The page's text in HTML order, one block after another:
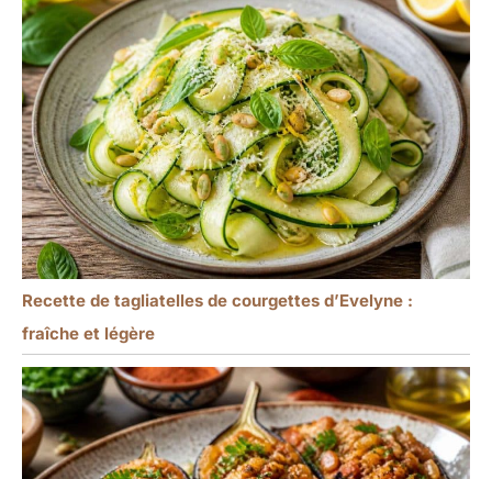
Recette de tagliatelles de courgettes d’Evelyne :
fraîche et légère